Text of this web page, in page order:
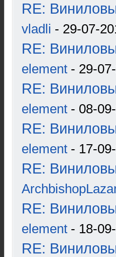
RE:
vladli - 29-07-
RE:
element - 29-
RE:
element - 08-
RE:
element - 17-
RE:
RE:
element - 18-
RE: